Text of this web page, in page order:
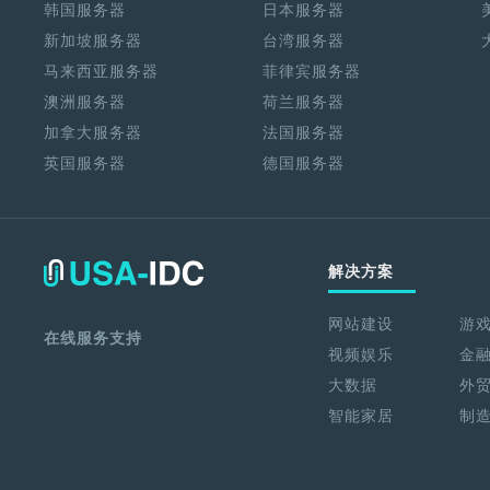
韩国服务器
日本服务器
新加坡服务器
台湾服务器
马来西亚服务器
菲律宾服务器
澳洲服务器
荷兰服务器
加拿大服务器
法国服务器
英国服务器
德国服务器
在线服务支持
解决方案
网站建设
游
视频娱乐
金
大数据
外
智能家居
制